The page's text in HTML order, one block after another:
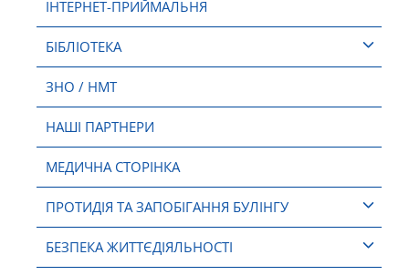
ІНТЕРНЕТ-ПРИЙМАЛЬНЯ
БІБЛІОТЕКА
ЗНО / НМТ
НАШІ ПАРТНЕРИ
МЕДИЧНА СТОРІНКА
ПРОТИДІЯ ТА ЗАПОБІГАННЯ БУЛІНГУ
БЕЗПЕКА ЖИТТЄДІЯЛЬНОСТІ